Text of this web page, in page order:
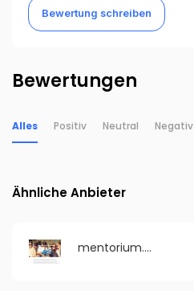
Bewertung schreiben
Bewertungen
Alles Positiv Neutral Negativ
Ähnliche Anbieter
mentorium.de